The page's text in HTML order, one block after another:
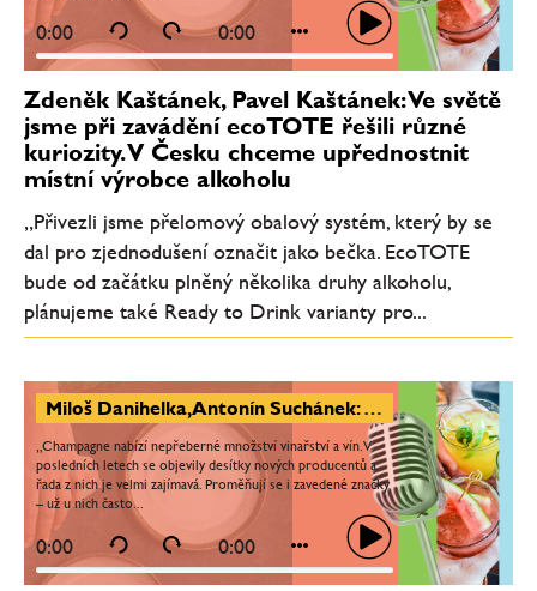
0:00 0:00
Zdeněk Kaštánek, Pavel Kaštánek: Ve světě
jsme při zavádění ecoTOTE řešili různé
kuriozity. V Česku chceme upřednostnit
místní výrobce alkoholu
„Přivezli jsme přelomový obalový systém, který by se
dal pro zjednodušení označit jako bečka. EcoTOTE
bude od začátku plněný několika druhy alkoholu,
plánujeme také Ready to Drink varianty pro...
Miloš Danihelka, Antonín Suchánek: Styly champagne přicházejí postupně ve vlnách. Festival La Bouteille de Champagne má ukázat rozmanitost
„Champagne nabízí nepřeberné množství vinařství a vín. V
posledních letech se objevily desítky nových producentů a
řada z nich je velmi zajímavá. Proměňují se i zavedené značky
– už u nich často...
0:00 0:00